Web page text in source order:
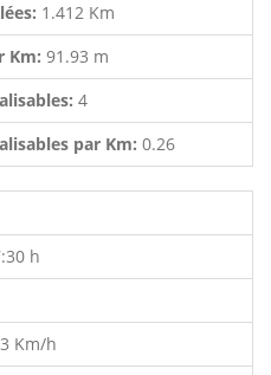
1.412 Km
Km: 91.93 m
4
par Km: 0.26
h
Km/h